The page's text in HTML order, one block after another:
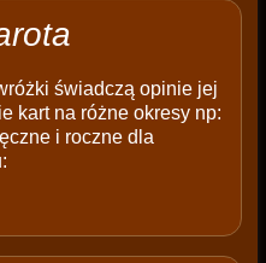
świadczą opinie jej
kart na różne okresy np:
i roczne dla